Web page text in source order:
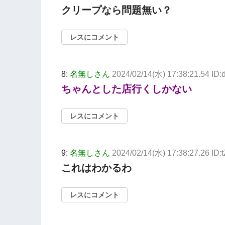
クリープなら問題無い？
レスにコメント
8: 名無しさん 2024/02/14(水) 17:38:21.54
ちゃんとした店行くしかない
レスにコメント
9: 名無しさん 2024/02/14(水) 17:38:27.26
これはわかるわ
レスにコメント